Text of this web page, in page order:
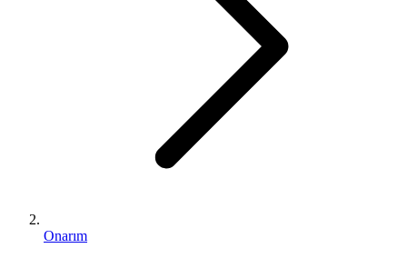
Onarım